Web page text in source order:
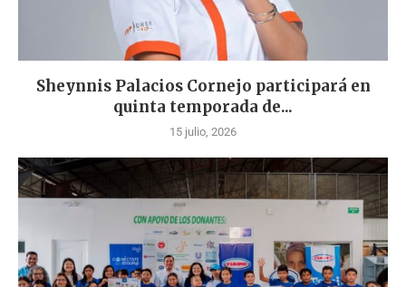
Sheynnis Palacios Cornejo participará en
quinta temporada de...
15 julio, 2026